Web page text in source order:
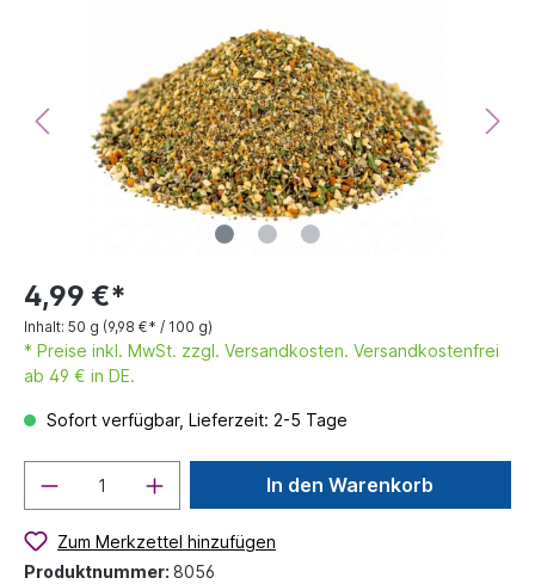
4,99 €*
Inhalt: 50 g (9,98 €* / 100 g)
* Preise inkl. MwSt. zzgl. Versandkosten. Versandkostenfrei
ab 49 € in DE.
Sofort verfügbar, Lieferzeit: 2-5 Tage
In den Warenkorb
Zum Merkzettel hinzufügen
Produktnummer: 8056